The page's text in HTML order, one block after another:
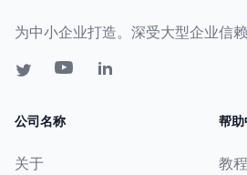
为中小企业打造。深受大型企业信赖
公司名称
关于
帮
教